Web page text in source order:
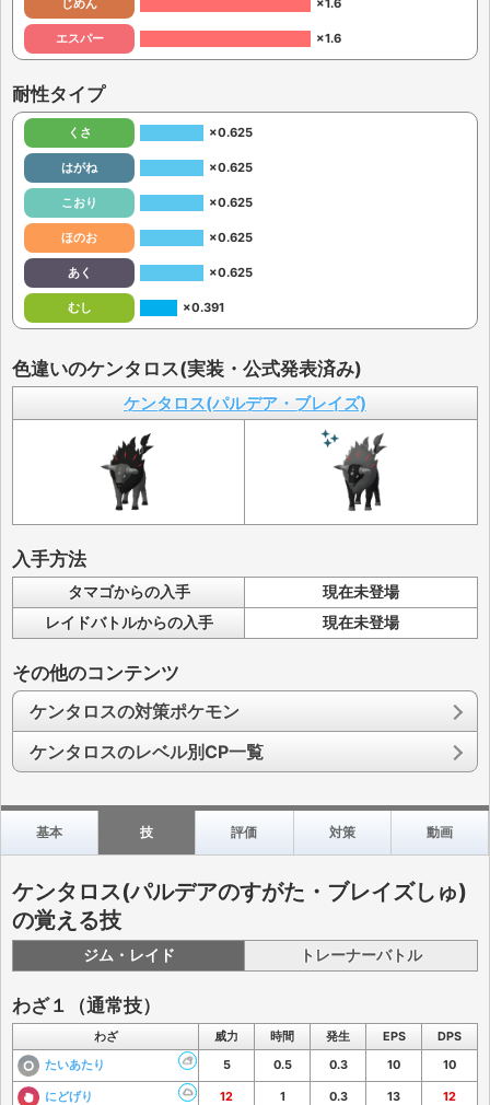
じめん ×1.6
エスパー ×1.6
耐性タイプ
くさ ×0.625
はがね ×0.625
こおり ×0.625
ほのお ×0.625
あく ×0.625
むし ×0.391
色違いのケンタロス(実装・公式発表済み)
ケンタロス(パルデア・ブレイズ)
入手方法
タマゴからの入手
現在未登場
レイドバトルからの入手
現在未登場
その他のコンテンツ
ケンタロスの対策ポケモン
ケンタロスのレベル別CP一覧
基本 技 評価 対策 動画
ケンタロス(パルデアのすがた・ブレイズしゅ)
の覚える技
ジム・レイド トレーナーバトル
わざ１（通常技）
わざ 威力 時間 発生 EPS
DPS
たいあたり
5 0.5 0.3 10 10
にどげり 12 1 0.3 13 12